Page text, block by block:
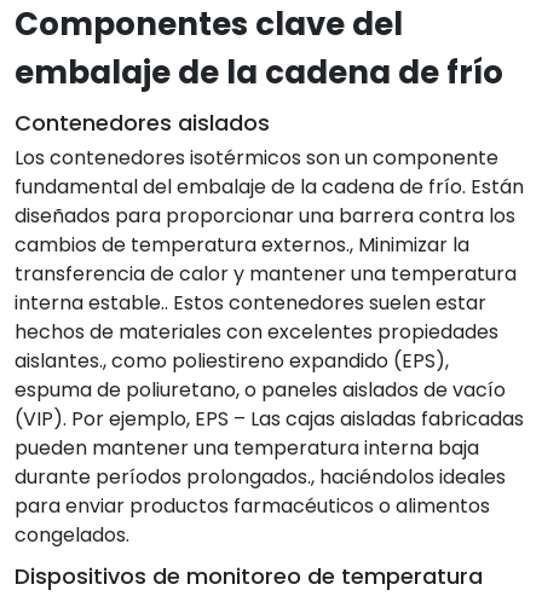
Componentes clave del
embalaje de la cadena de frío
Contenedores aislados
Los contenedores isotérmicos son un componente
fundamental del embalaje de la cadena de frío. Están
diseñados para proporcionar una barrera contra los
cambios de temperatura externos., Minimizar la
transferencia de calor y mantener una temperatura
interna estable.. Estos contenedores suelen estar
hechos de materiales con excelentes propiedades
aislantes., como poliestireno expandido (EPS),
espuma de poliuretano, o paneles aislados de vacío
(VIP). Por ejemplo, EPS – Las cajas aisladas fabricadas
pueden mantener una temperatura interna baja
durante períodos prolongados., haciéndolos ideales
para enviar productos farmacéuticos o alimentos
congelados.
Dispositivos de monitoreo de temperatura